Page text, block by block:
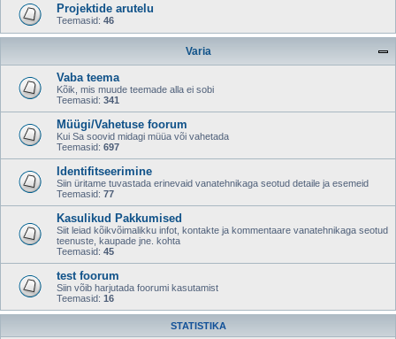
Projektide arutelu
Teemasid: 46
Varia
Vaba teema
Kõik, mis muude teemade alla ei sobi
Teemasid: 341
Müügi/Vahetuse foorum
Kui Sa soovid midagi müüa või vahetada
Teemasid: 697
Identifitseerimine
Siin üritame tuvastada erinevaid vanatehnikaga seotud detaile ja esemeid
Teemasid: 77
Kasulikud Pakkumised
Siit leiad kõikvõimalikku infot, kontakte ja kommentaare vanatehnikaga seotud
teenuste, kaupade jne. kohta
Teemasid: 45
test foorum
Siin võib harjutada foorumi kasutamist
Teemasid: 16
STATISTIKA